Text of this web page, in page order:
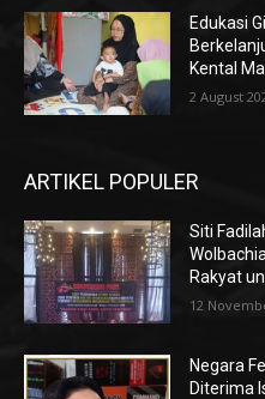
Edukasi
Kental
2 August
ARTIKEL POPULER
Siti
Rakyat
12
Negara
Diterima